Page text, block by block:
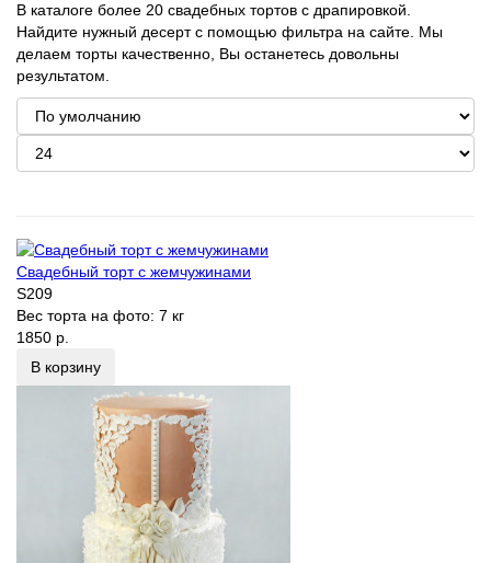
В каталоге более 20 свадебных тортов с драпировкой.
Найдите нужный десерт с помощью фильтра на сайте. Мы
делаем торты качественно, Вы останетесь довольны
результатом.
Свадебный торт с жемчужинами
S209
Вес торта на фото: 7 кг
1850 р.
В корзину